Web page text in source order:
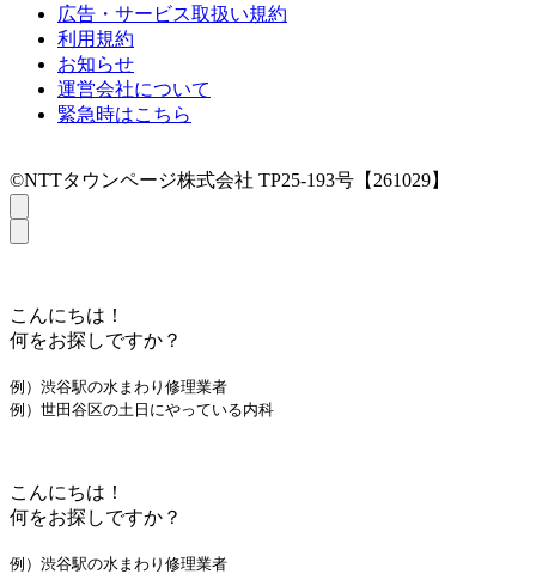
広告・サービス取扱い規約
利用規約
お知らせ
運営会社について
緊急時はこちら
©NTTタウンページ株式会社 TP25-193号【261029】
こんにちは！
何をお探しですか？
例）渋谷駅の水まわり修理業者
例）世田谷区の土日にやっている内科
こんにちは！
何をお探しですか？
例）渋谷駅の水まわり修理業者